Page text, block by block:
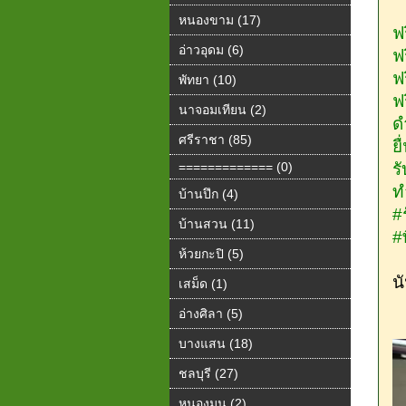
หนองขาม (17)
อ่าวอุดม (6)
พัทยา (10)
นาจอมเทียน (2)
ศรีราชา (85)
============= (0)
บ้านปึก (4)
บ้านสวน (11)
ห้วยกะปิ (5)
เสม็ด (1)
อ่างศิลา (5)
บางแสน (18)
ชลบุรี (27)
#